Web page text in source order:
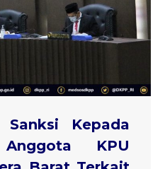
Sanksi Kepada
KPU